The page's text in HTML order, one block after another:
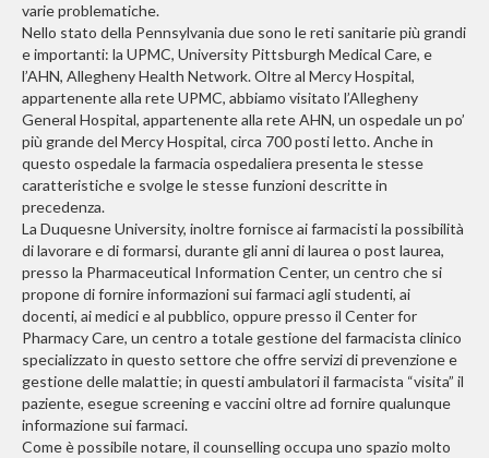
varie problematiche.
Nello stato della Pennsylvania due sono le reti sanitarie più grandi
e importanti: la UPMC, University Pittsburgh Medical Care, e
l’AHN, Allegheny Health Network. Oltre al Mercy Hospital,
appartenente alla rete UPMC, abbiamo visitato l’Allegheny
General Hospital, appartenente alla rete AHN, un ospedale un po’
più grande del Mercy Hospital, circa 700 posti letto. Anche in
questo ospedale la farmacia ospedaliera presenta le stesse
caratteristiche e svolge le stesse funzioni descritte in
precedenza.
La Duquesne University, inoltre fornisce ai farmacisti la possibilità
di lavorare e di formarsi, durante gli anni di laurea o post laurea,
presso la Pharmaceutical Information Center, un centro che si
propone di fornire informazioni sui farmaci agli studenti, ai
docenti, ai medici e al pubblico, oppure presso il Center for
Pharmacy Care, un centro a totale gestione del farmacista clinico
specializzato in questo settore che offre servizi di prevenzione e
gestione delle malattie; in questi ambulatori il farmacista “visita” il
paziente, esegue screening e vaccini oltre ad fornire qualunque
informazione sui farmaci.
Come è possibile notare, il counselling occupa uno spazio molto